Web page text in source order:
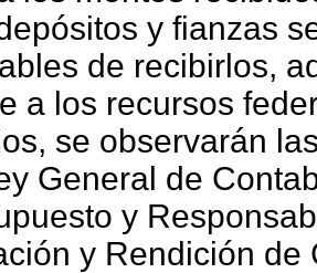
y fianzas
de recibirlos,
a los recursos
se observarán
General de
y
y Rendición